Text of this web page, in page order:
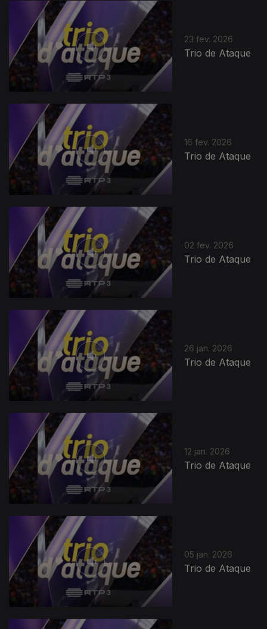
23 fev. 2026
Trio de Ataque
16 fev. 2026
Trio de Ataque
02 fev. 2026
Trio de Ataque
26 jan. 2026
Trio de Ataque
12 jan. 2026
Trio de Ataque
05 jan. 2026
Trio de Ataque